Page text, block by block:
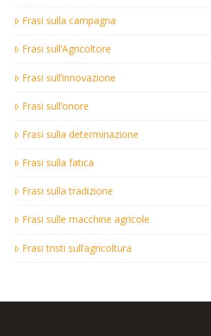
Frasi sulla campagna
Frasi sull’Agricoltore
Frasi sull’innovazione
Frasi sull’onore
Frasi sulla determinazione
Frasi sulla fatica
Frasi sulla tradizione
Frasi sulle macchine agricole
Frasi tristi sull’agricoltura